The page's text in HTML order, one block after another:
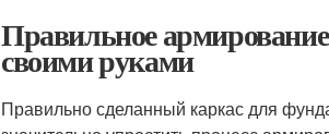
Правильное
своими руками
Правильно сделанный каркас для